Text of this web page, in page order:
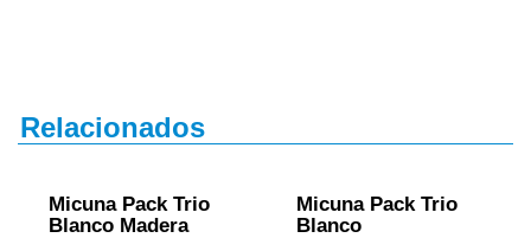
Relacionados
Micuna Pack Trio
Blanco Madera
Micuna Pack Trio
Blanco